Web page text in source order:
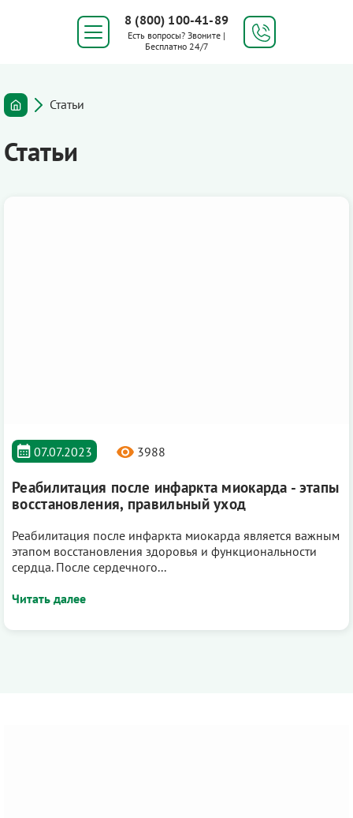
8 (800) 100-41-89
Есть вопросы? Звоните |
Бесплатно 24/7
Статьи
Статьи
Реабилитация после инфаркта миокарда - этапы
восстановления, правильный уход
Реабилитация после инфаркта миокарда является важным
этапом восстановления здоровья и функциональности
сердца. После сердечного...
07.07.2023 3988